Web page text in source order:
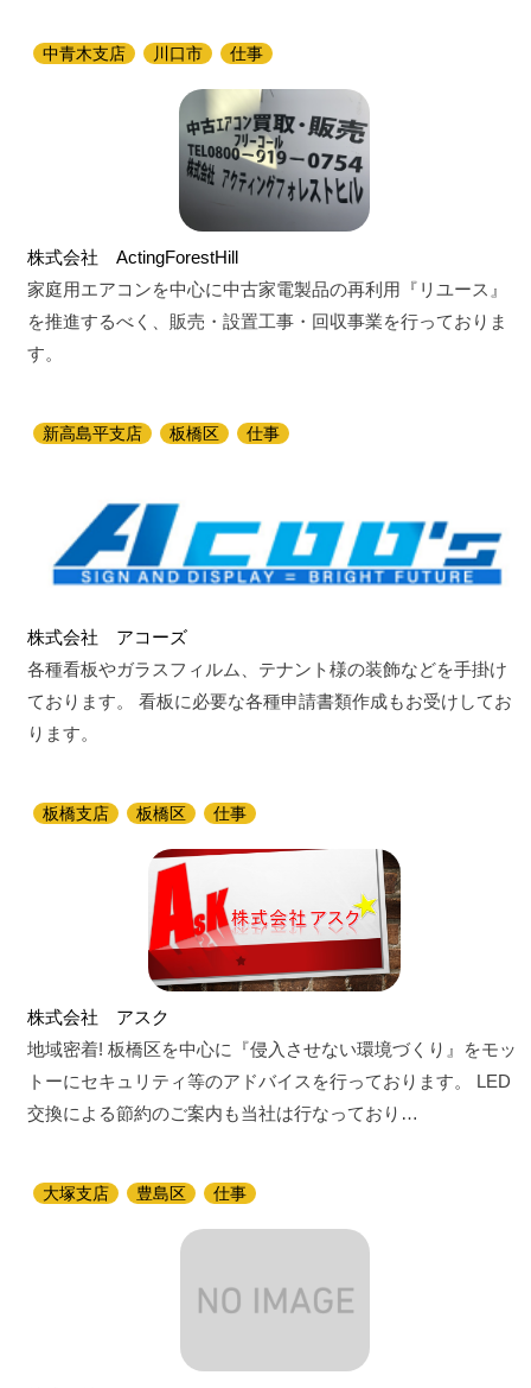
中青木支店 川口市 仕事
株式会社 ActingForestHill
家庭用エアコンを中心に中古家電製品の再利用『リユース』
を推進するべく、販売・設置工事・回収事業を行っておりま
す。
新高島平支店 板橋区 仕事
株式会社 アコーズ
各種看板やガラスフィルム、テナント様の装飾などを手掛け
ております。 看板に必要な各種申請書類作成もお受けしてお
ります。
板橋支店 板橋区 仕事
株式会社 アスク
地域密着! 板橋区を中心に『侵入させない環境づくり』をモッ
トーにセキュリティ等のアドバイスを行っております。 LED
交換による節約のご案内も当社は行なっており…
大塚支店 豊島区 仕事